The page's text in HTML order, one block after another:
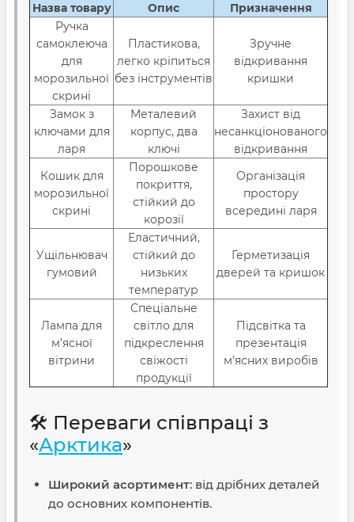
Назва товару Опис
Призначення
Ручка
самоклеюча
для
морозильної
скрині
Пластикова,
легко кріпиться
без інструментів
Зручне
відкривання
кришки
Замок з
ключами для
ларя
Металевий
корпус, два
ключі
Захист від
несанкціонованого
відкривання
Кошик для
морозильної
скрині
Порошкове
покриття,
стійкий до
корозії
Організація
простору
всередині ларя
Ущільнювач
гумовий
Еластичний,
стійкий до
низьких
температур
Герметизація
дверей та кришок
Лампа для
м’ясної
вітрини
Спеціальне
світло для
підкреслення
свіжості
продукції
Підсвітка та
презентація
м’ясних виробів
🛠️ Переваги співпраці з
«Арктика»
Широкий асортимент: від дрібних деталей
до основних компонентів.